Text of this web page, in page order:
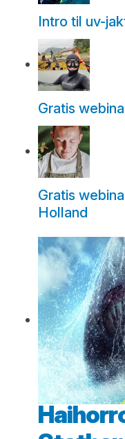
Intro til uv-
Gratis
Gratis
Holland